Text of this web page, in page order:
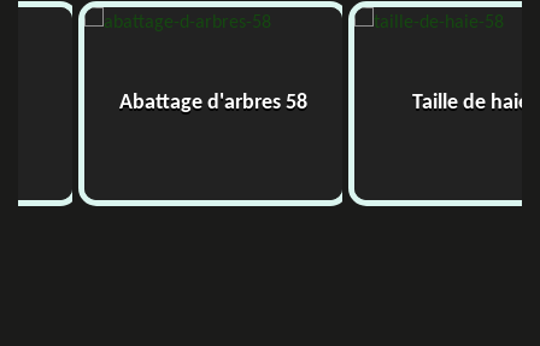
Abattage d'arbres 58 Taille de haie